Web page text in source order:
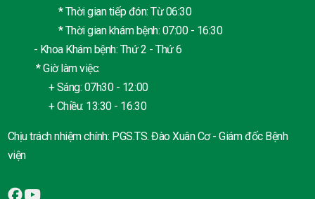
* Thời gian tiếp đón: Từ 06:30
* Thời gian khám bệnh: 07:00 - 16:30
- Khoa Khám bệnh: Thứ 2 - Thứ 6
* Giờ làm việc:
+ Sáng: 07h30 - 12:00
+ Chiều: 13:30 - 16:30
Chịu trách nhiệm chính: PGS.TS. Đào Xuân Cơ - Giám đốc Bệnh
viện